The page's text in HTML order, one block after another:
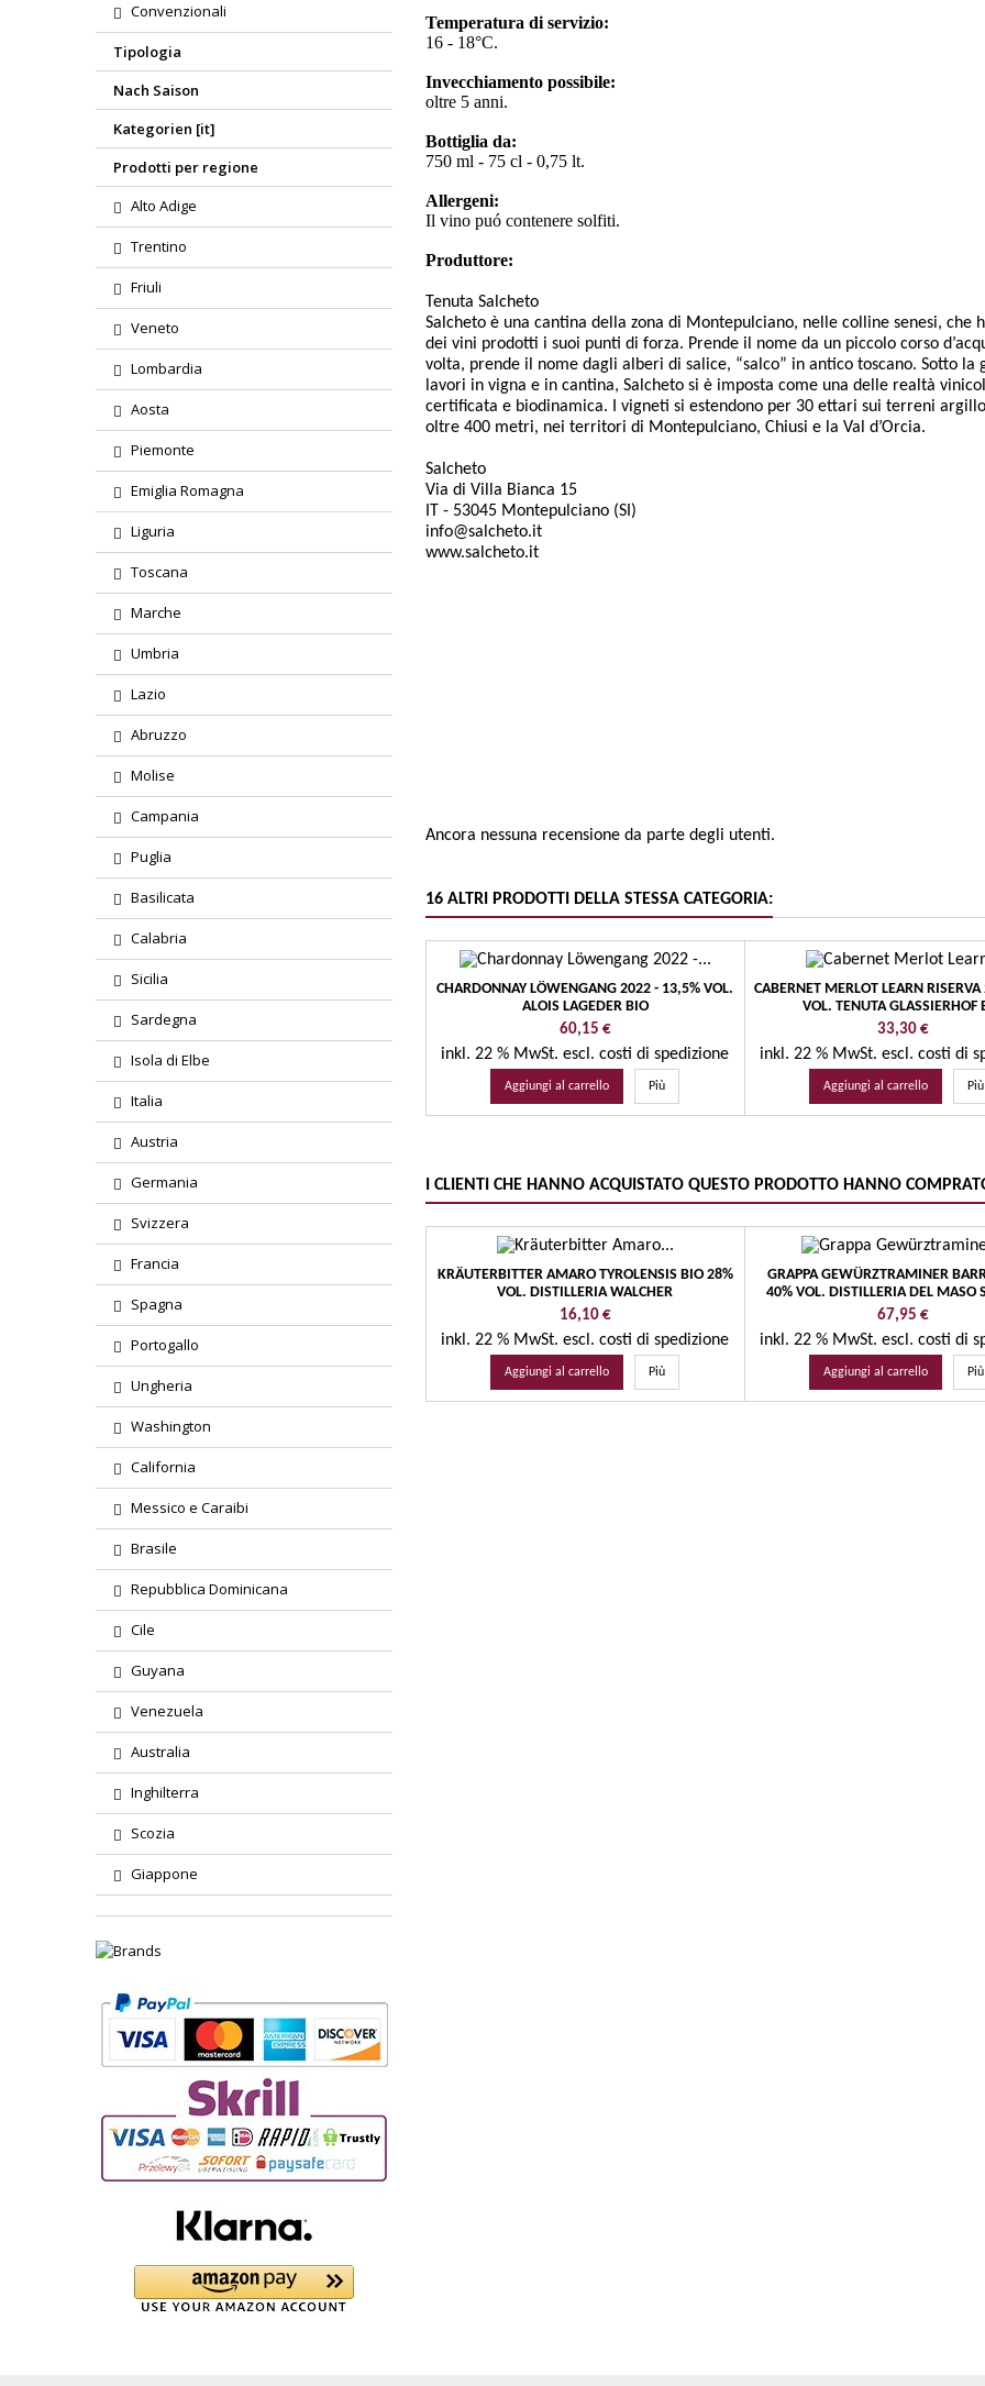
Convenzionali
Tipologia
Nach Saison
Kategorien [it]
Prodotti per regione
Alto Adige
Trentino
Friuli
Veneto
Lombardia
Aosta
Piemonte
Emiglia Romagna
Liguria
Toscana
Marche
Umbria
Lazio
Abruzzo
Molise
Campania
Puglia
Basilicata
Calabria
Sicilia
Sardegna
Isola di Elbe
Italia
Austria
Germania
Svizzera
Francia
Spagna
Portogallo
Ungheria
Washington
California
Messico e Caraibi
Brasile
Repubblica Dominicana
Cile
Guyana
Venezuela
Australia
Inghilterra
Scozia
Giappone
Temperatura di servizio:
16 - 18°C.
Invecchiamento possibile:
oltre 5 anni.
Bottiglia da:
750 ml - 75 cl - 0,75 lt.
Allergeni:
Il vino puó contenere solfiti.
Produttore:
Tenuta Salcheto
Salcheto è una cantina della zona di Montepulciano, nelle colline senesi,
dei vini prodotti i suoi punti di forza. Prende il nome da un piccolo corso
volta, prende il nome dagli alberi di salice, “salco” in antico toscano. Sotto
lavori in vigna e in cantina, Salcheto si è imposta come una delle realtà
certificata e biodinamica. I vigneti si estendono per 30 ettari sui terreni
oltre 400 metri, nei territori di Montepulciano, Chiusi e la Val d’Orcia.
Salcheto
Via di Villa Bianca 15
IT - 53045 Montepulciano (SI)
info@salcheto.it
www.salcheto.it
Ancora nessuna recensione da parte degli utenti.
16 ALTRI PRODOTTI DELLA STESSA CATEGORIA:
CHARDONNAY LÖWENGANG 2022 - 13,5% VOL.
ALOIS LAGEDER BIO
Prezzo
60,15 €
inkl. 22 % MwSt.escl. costi di spedizione
Aggiungi al carrello Più
CABERNET MERLOT LEARN
VOL. TENUTA GLASSIERHOF
Prezzo
33,30 €
inkl. 22 % MwSt. escl. costi di
Aggiungi al carrello Più
I CLIENTI CHE HANNO ACQUISTATO QUESTO PRODOTTO HANNO
KRÄUTERBITTER AMARO TYROLENSIS BIO 28%
VOL. DISTILLERIA WALCHER
Prezzo
16,10 €
inkl. 22 % MwSt.escl. costi di spedizione
Aggiungi al carrello Più
GRAPPA GEWÜRZTRAMINER
40% VOL. DISTILLERIA DEL MASO
Prezzo
67,95 €
inkl. 22 % MwSt. escl. costi di
Aggiungi al carrello Più